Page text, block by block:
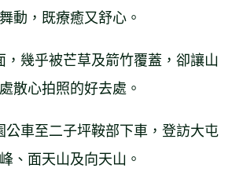
動，既療癒又舒心。
幾乎被芒草及箭竹覆蓋，卻讓山
散心拍照的好去處。
公車至二子坪鞍部下車，登訪大屯
、面天山及向天山。